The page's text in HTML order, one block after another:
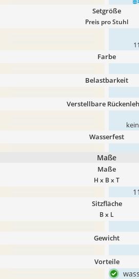
Setgröße
Preis pro Stuhl
Farbe
Belastbarkeit
Verstellbare
Wasserfest
Maße
Maße
H x B x T
Sitzfläche
B x L
Gewicht
Vorteile